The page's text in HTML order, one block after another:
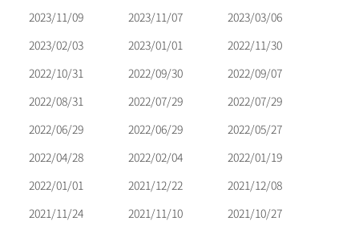
2023/11/09
2023/11/07
2023/03/06
2023/02/03
2023/01/01
2022/11/30
2022/10/31
2022/09/30
2022/09/07
2022/08/31
2022/07/29
2022/07/29
2022/06/29
2022/06/29
2022/05/27
2022/04/28
2022/02/04
2022/01/19
2022/01/01
2021/12/22
2021/12/08
2021/11/24
2021/11/10
2021/10/27